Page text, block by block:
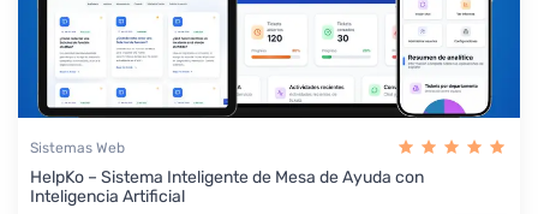
Sistemas Web
HelpKo – Sistema Inteligente de Mesa de Ayuda con
Inteligencia Artificial